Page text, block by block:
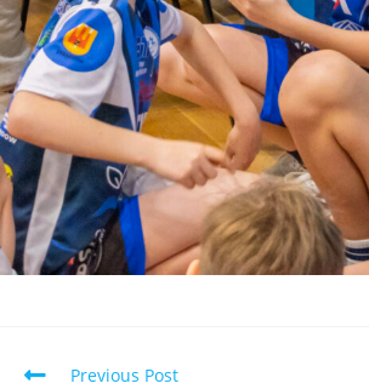
Previous Post